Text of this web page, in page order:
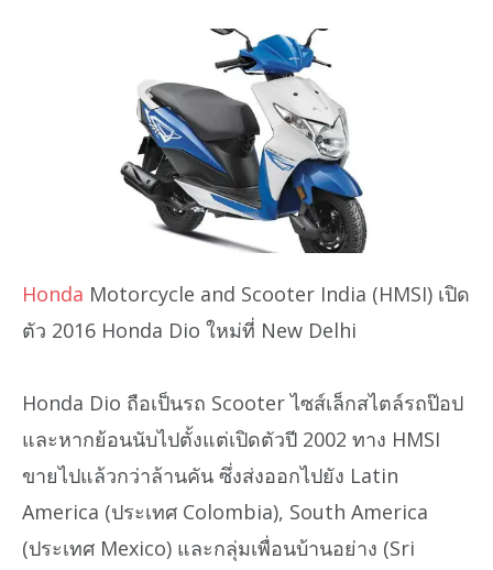
Honda Motorcycle and Scooter India (HMSI) เปิด
ตัว 2016 Honda Dio ใหม่ที่ New Delhi
Honda Dio ถือเป็นรถ Scooter ไซส์เล็กสไตล์รถป๊อป
และหากย้อนนับไปตั้งแต่เปิดตัวปี 2002 ทาง HMSI
ขายไปแล้วกว่าล้านคัน ซึ่งส่งออกไปยัง Latin
America (ประเทศ Colombia), South America
(ประเทศ Mexico) และกลุ่มเพื่อนบ้านอย่าง (Sri